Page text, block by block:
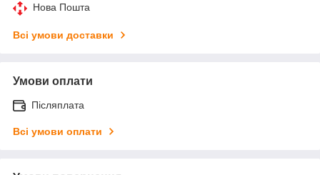
Нова Пошта
Всі умови доставки
Умови оплати
Післяплата
Всі умови оплати